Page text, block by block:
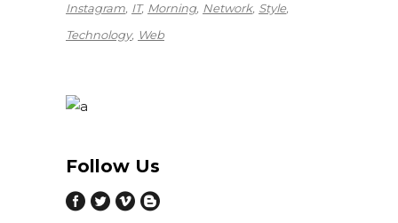
Instagram IT Morning Network Style
Technology Web
Follow Us